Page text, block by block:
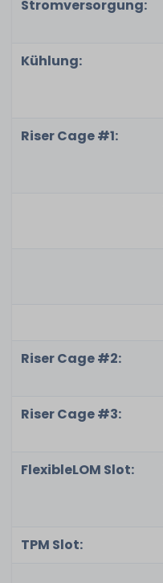
Stromversorgung:
Kühlung:
Riser Cage #1:
Riser Cage #2:
Riser Cage #3:
FlexibleLOM Slot:
TPM Slot: